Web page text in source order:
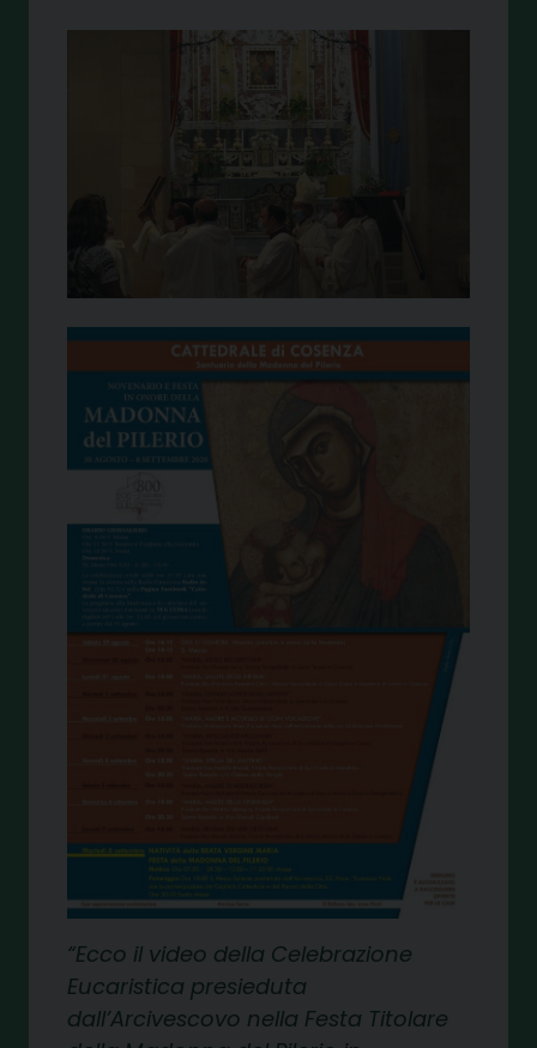
Ecco il video della Celebrazione
Eucaristica presieduta
dall’Arcivescovo nella Festa Titolare